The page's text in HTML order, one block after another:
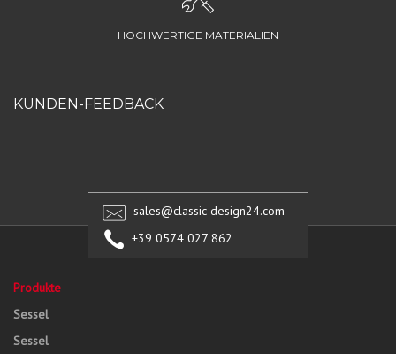
HOCHWERTIGE MATERIALIEN
KUNDEN-FEEDBACK
sales@classic-design24.com
+39 0574 027 862
Produkte
Sessel
Sessel